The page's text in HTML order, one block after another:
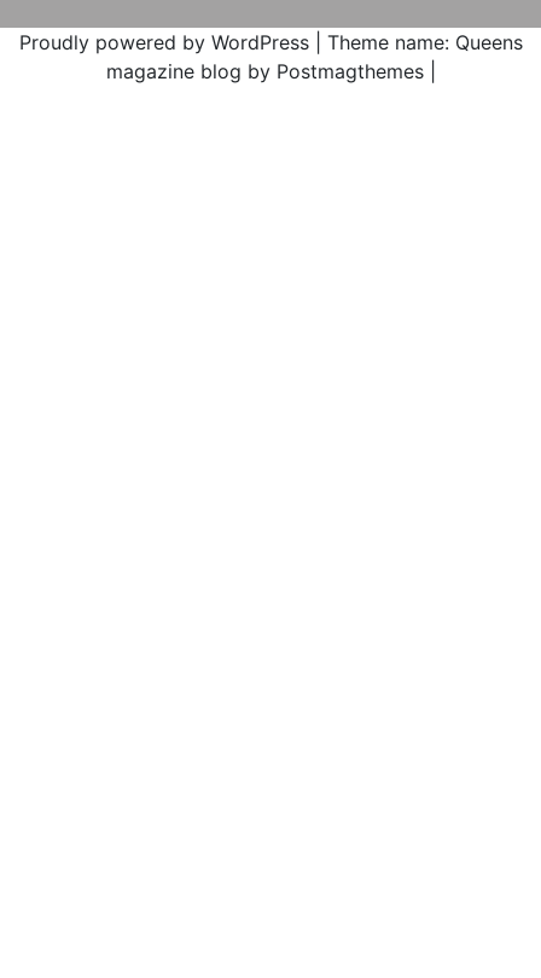
Proudly powered by WordPress
Theme name: Queens
magazine blog by Postmagthemes